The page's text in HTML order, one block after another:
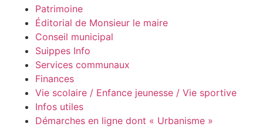
Patrimoine
Éditorial de Monsieur le maire
Conseil municipal
Suippes Info
Services communaux
Finances
Vie scolaire / Enfance jeunesse / Vie sportive
Infos utiles
Démarches en ligne dont « Urbanisme »